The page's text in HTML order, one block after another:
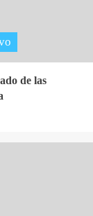
de las